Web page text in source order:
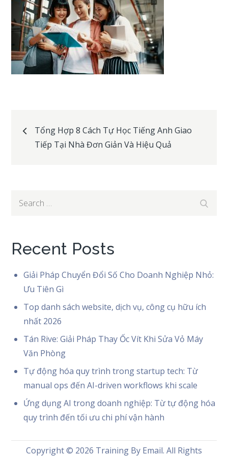
Post
Tổng Hợp 8 Cách Tự Học Tiếng Anh Giao
Tiếp Tại Nhà Đơn Giản Và Hiệu Quả
Search
Recent Posts
Giải Pháp Chuyển Đổi Số Cho Doanh Nghiệp Nhỏ:
Ưu Tiên Gì
Top danh sách website, dịch vụ, công cụ hữu ích
nhất 2026
Tán Rive: Giải Pháp Thay Ốc Vít Khi Sửa Vỏ Máy
Văn Phòng
Tự động hóa quy trình trong startup tech: Từ
manual ops đến AI-driven workflows khi scale
Ứng dụng AI trong doanh nghiệp: Từ tự động hóa
quy trình đến tối ưu chi phí vận hành
Copyright © 2026 Training By Email. All Rights